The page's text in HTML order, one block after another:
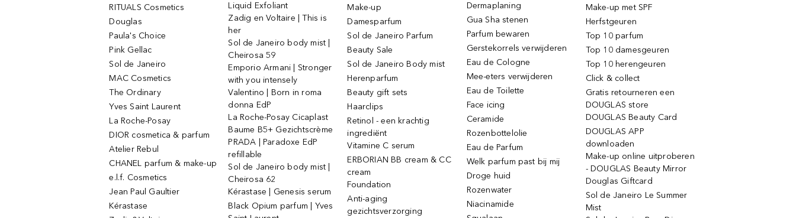
RITUALS Cosmetics
Douglas
Paula's Choice
Pink Gellac
Sol de Janeiro
MAC Cosmetics
The Ordinary
Yves Saint Laurent
La Roche-Posay
DIOR cosmetica & parfum
Atelier Rebul
CHANEL parfum & make-up
e.l.f. Cosmetics
Jean Paul Gaultier
Kérastase
Liquid Exfoliant
Zadig en Voltaire | This is
her
Sol de Janeiro body mist |
Cheirosa 59
Emporio Armani | Stronger
with you intensely
Valentino | Born in roma
donna EdP
La Roche-Posay Cicaplast
Baume B5+ Gezichtscrème
PRADA | Paradoxe EdP
refillable
Sol de Janeiro body mist |
Cheirosa 62
Kérastase | Genesis serum
Black Opium parfum | Yves
Make-up
Damesparfum
Sol de Janeiro Parfum
Beauty Sale
Sol de Janeiro Body mist
Herenparfum
Beauty gift sets
Haarclips
Retinol - een krachtig
ingrediënt
Vitamine C serum
ERBORIAN BB cream & CC
cream
Foundation
Anti-aging
gezichtsverzorging
Dermaplaning
Gua Sha stenen
Parfum bewaren
Gerstekorrels verwijderen
Eau de Cologne
Mee-eters verwijderen
Eau de Toilette
Face icing
Ceramide
Rozenbottelolie
Eau de Parfum
Welk parfum past bij mij
Droge huid
Rozenwater
Niacinamide
Make-up met SPF
Herfstgeuren
Top 10 parfum
Top 10 damesgeuren
Top 10 herengeuren
Click & collect
Gratis retourneren een
DOUGLAS store
DOUGLAS Beauty Card
DOUGLAS APP
downloaden
Make-up online uitproberen
- DOUGLAS Beauty Mirror
Douglas Giftcard
Sol de Janeiro Le Summer
Mist